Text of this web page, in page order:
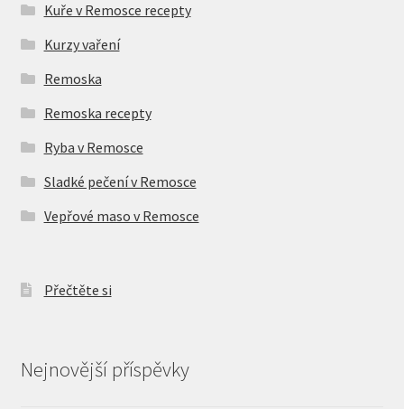
Kuře v Remosce recepty
Kurzy vaření
Remoska
Remoska recepty
Ryba v Remosce
Sladké pečení v Remosce
Vepřové maso v Remosce
Přečtěte si
Nejnovější příspěvky